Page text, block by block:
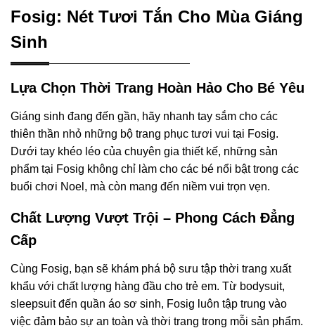
Fosig: Nét Tươi Tắn Cho Mùa Giáng
Sinh
Lựa Chọn Thời Trang Hoàn Hảo Cho Bé Yêu
Giáng sinh đang đến gần, hãy nhanh tay sắm cho các
thiên thần nhỏ những bộ trang phục tươi vui tại Fosig.
Dưới tay khéo léo của chuyên gia thiết kế, những sản
phẩm tại Fosig không chỉ làm cho các bé nổi bật trong các
buổi chơi Noel, mà còn mang đến niềm vui trọn vẹn.
Chất Lượng Vượt Trội – Phong Cách Đẳng
Cấp
Cùng Fosig, bạn sẽ khám phá bộ sưu tập thời trang xuất
khẩu với chất lượng hàng đầu cho trẻ em. Từ bodysuit,
sleepsuit đến quần áo sơ sinh, Fosig luôn tập trung vào
việc đảm bảo sự an toàn và thời trang trong mỗi sản phẩm.